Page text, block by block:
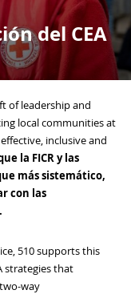
del CEA
of leadership and
local communities at
inclusive and
la FICR y las
más sistemático,
con las
510 supports this
strategies that
way